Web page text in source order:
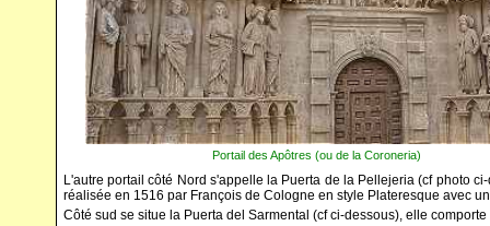
Portail des Apôtres (ou de la
L'autre portail côté Nord s'appelle la Puerta de la Pellejeria (cf photo
réalisée en 1516 par François de Cologne en style Plateresque avec
Côté sud se situe la Puerta del Sarmental (cf ci-dessous), elle